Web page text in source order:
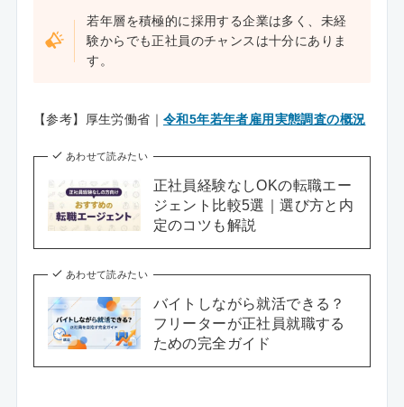
若年層を積極的に採用する企業は多く、未経
験からでも正社員のチャンスは十分にありま
す。
【参考】厚生労働省｜ 令和5年若年者雇用実態調査の概況
あわせて読みたい
正社員経験なしOKの転職エー
ジェント比較5選｜選び方と内
定のコツも解説
あわせて読みたい
バイトしながら就活できる？
フリーターが正社員就職する
ための完全ガイド